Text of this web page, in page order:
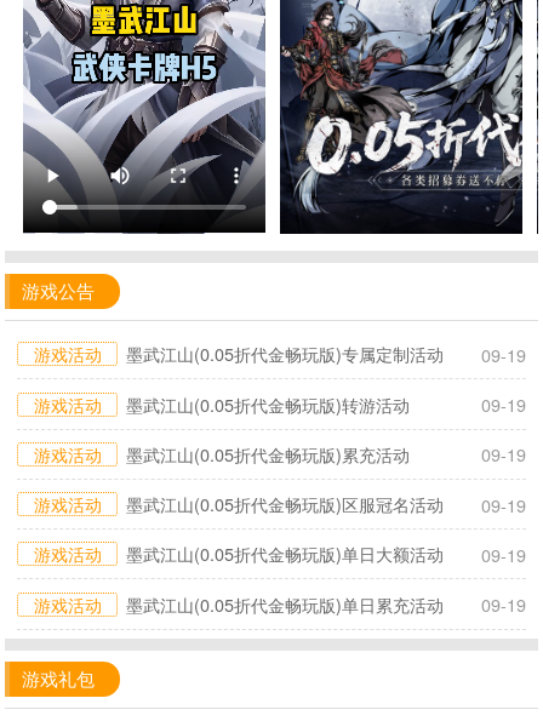
游戏公告
游戏活动 墨武江山(0.05折代金畅玩版)专属定制活动
09-19
游戏活动
墨武江山(0.05折代金畅玩版)转游活动
09-19
游戏活动
墨武江山(0.05折代金畅玩版)累充活动
09-19
游戏活动
墨武江山(0.05折代金畅玩版)区服冠名活动
09-19
游戏活动
墨武江山(0.05折代金畅玩版)单日大额活动
09-19
游戏活动
墨武江山(0.05折代金畅玩版)单日累充活动 09-19
游戏礼包